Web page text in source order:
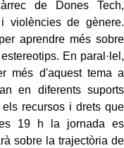
de Dones Tech,
violències de gènere.
aprendre més sobre
En paral·lel,
més d'aquest tema a
en diferents suports
recursos i drets que
19 h la jornada es
sobre la trajectòria de